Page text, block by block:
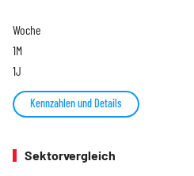
Woche
1M
1J
Kennzahlen und Details
Sektorvergleich